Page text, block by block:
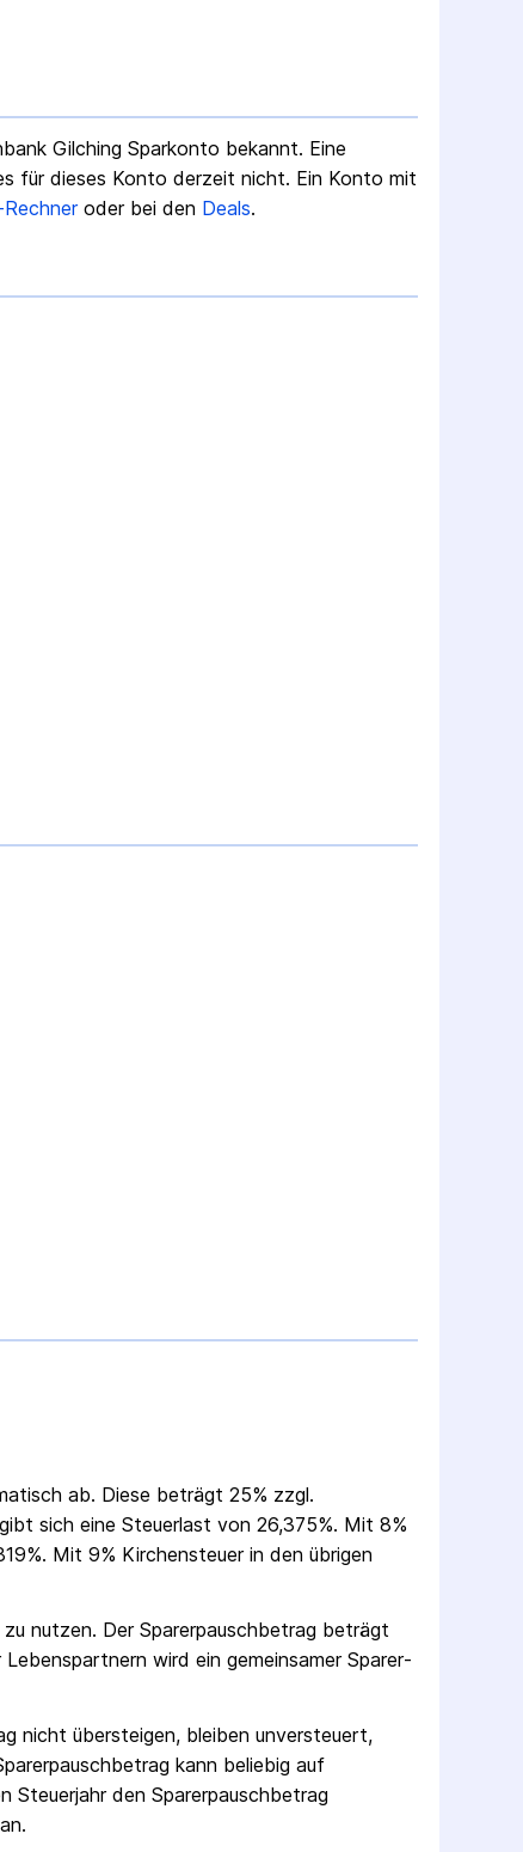
Gilching Sparkonto bekannt. Eine
für dieses Konto derzeit nicht. Ein Konto mit
oder bei den Deals.
ab. Diese beträgt 25% zzgl.
sich eine Steuerlast von 26,375%. Mit 8%
Mit 9% Kirchensteuer in den übrigen
nutzen. Der Sparer­pausch­betrag beträgt
wird ein gemeinsamer Sparer­
nicht übersteigen, bleiben unversteuert,
kann beliebig auf
Steuerjahr den Sparer­pausch­betrag